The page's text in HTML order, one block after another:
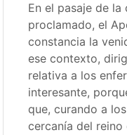
En el pasaje de
proclamado, el
constancia la
ese contexto,
relativa a los
interesante,
que, curando a
cercanía del reino